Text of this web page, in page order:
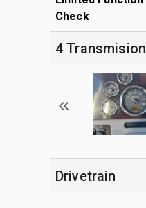
Check
4 Transmision
Drivetrain